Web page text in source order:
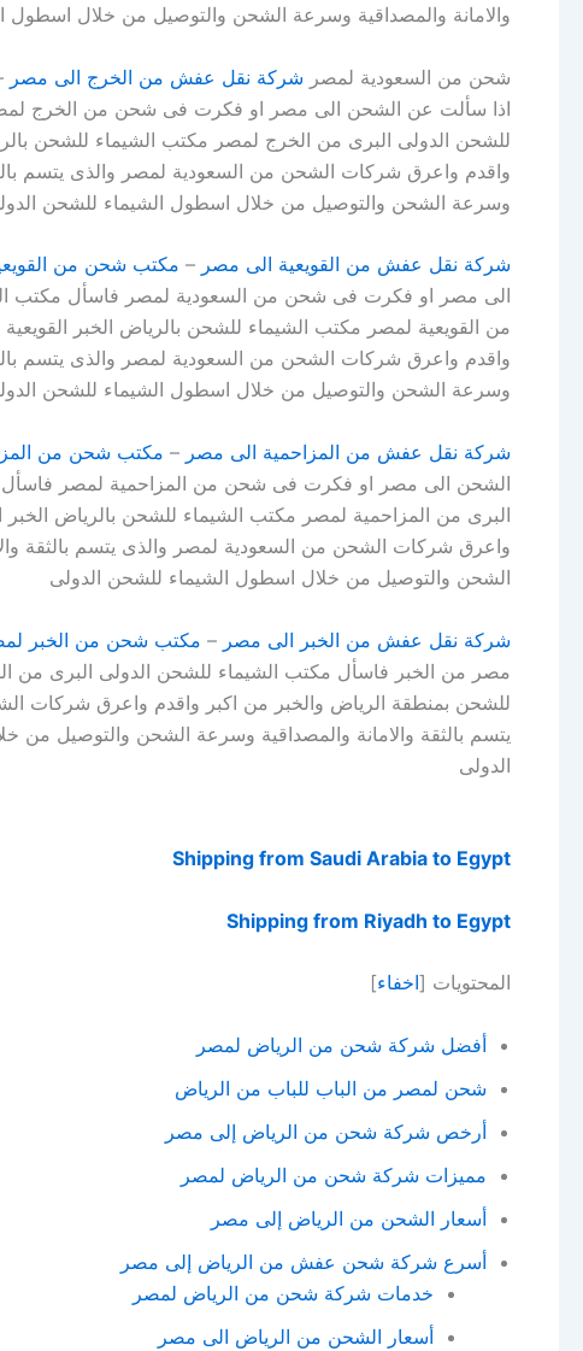
والامانة والمصداقية وسرعة الشحن والتوصيل من خلال اسطول
شحن من السعودية لمصر شركة نقل عفش من الخرج الى مصر
اذا سألت عن الشحن الى مصر او فكرت فى شحن من الخرج
للشحن الدولى البرى من الخرج لمصر مكتب الشيماء للشحن
واقدم واعرق شركات الشحن من السعودية لمصر والذى يتسم
وسرعة الشحن والتوصيل من خلال اسطول الشيماء للشحن
شركة نقل عفش من القويعية الى مصر – مكتب شحن من
الى مصر او فكرت فى شحن من السعودية لمصر فاسأل مكتب
من القويعية لمصر مكتب الشيماء للشحن بالرياض الخبر القويعية
واقدم واعرق شركات الشحن من السعودية لمصر والذى يتسم
وسرعة الشحن والتوصيل من خلال اسطول الشيماء للشحن
شركة نقل عفش من المزاحمية الى مصر – مكتب شحن من
الشحن الى مصر او فكرت فى شحن من المزاحمية لمصر فاسأل
البرى من المزاحمية لمصر مكتب الشيماء للشحن بالرياض الخبر
واعرق شركات الشحن من السعودية لمصر والذى يتسم بالثقة
الشحن والتوصيل من خلال اسطول الشيماء للشحن الدولى
شركة نقل عفش من الخبر الى مصر – مكتب شحن من الخبر
مصر من الخبر فاسأل مكتب الشيماء للشحن الدولى البرى من
للشحن بمنطقة الرياض والخبر من اكبر واقدم واعرق شركات
يتسم بالثقة والامانة والمصداقية وسرعة الشحن والتوصيل من
الدولى
Shipping from Saudi Arabia to Egypt
Shipping from Riyadh to Egypt
المحتويات [اخفاء]
أفضل شركة شحن من الرياض لمصر
شحن لمصر من الباب للباب من الرياض
أرخص شركة شحن من الرياض إلى مصر
مميزات شركة شحن من الرياض لمصر
أسعار الشحن من الرياض إلى مصر
أسرع شركة شحن عفش من الرياض إلى مصر
خدمات شركة شحن من الرياض لمصر
أسعار الشحن من الرياض الى مصر